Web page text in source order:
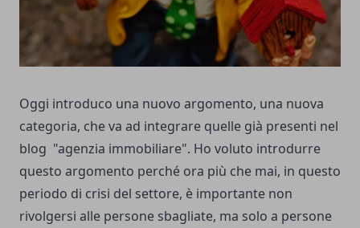
Oggi introduco una nuovo argomento, una nuova
categoria, che va ad integrare quelle già presenti nel
blog "agenzia immobiliare". Ho voluto introdurre
questo argomento perché ora più che mai, in questo
periodo di crisi del settore, è importante non
rivolgersi alle persone sbagliate, ma solo a persone